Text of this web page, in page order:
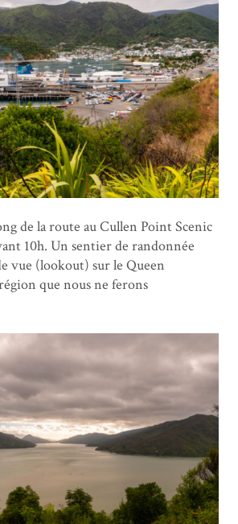
de la route au Cullen Point Scenic
10h. Un sentier de randonnée
vue (lookout) sur le Queen
que nous ne ferons